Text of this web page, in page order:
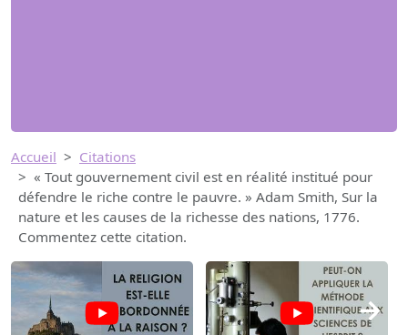
Accueil
Citations
« Tout gouvernement civil est en réalité institué pour
défendre le riche contre le pauvre. » Adam Smith, Sur la
nature et les causes de la richesse des nations, 1776.
Commentez cette citation.
→